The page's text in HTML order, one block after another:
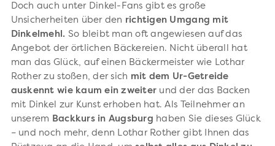
Doch auch unter Dinkel-Fans gibt es große
Unsicherheiten über den richtigen Umgang mit
Dinkelmehl. So bleibt man oft angewiesen auf das
Angebot der örtlichen Bäckereien. Nicht überall hat
man das Glück, auf einen Bäckermeister wie Lothar
Rother zu stoßen, der sich mit dem Ur-Getreide
auskennt wie kaum ein zweiter und der das Backen
mit Dinkel zur Kunst erhoben hat. Als Teilnehmer an
unserem Backkurs in Augsburg haben Sie dieses Glück
– und noch mehr, denn Lothar Rother gibt Ihnen das